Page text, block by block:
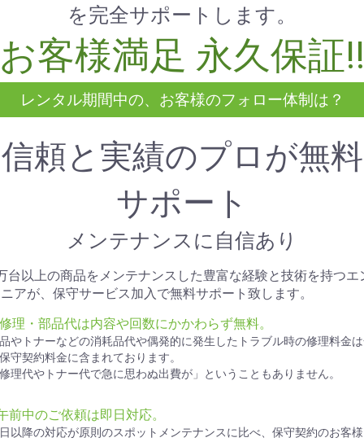
を完全サポートします。
お客様満足 永久保証!!
レンタル期間中の、お客様のフォロー体制は？
信頼と実績のプロが無料
サポート
メンテナンスに自信あり
台以上の商品をメンテナンスした豊富な経験と技術を持つエ
アが、保守サービス加入で無料サポート致します。
理・部品代は内容や回数にかかわらず無料。
やトナーなどの消耗品代や偶発的に発生したトラブル時の修理料金
守契約料金に含まれております。
理代やトナー代で急に思わぬ出費が」ということもありません。
前中のご依頼は即日対応。
以降の対応が原則のスポットメンテナンスに比べ、保守契約のお客